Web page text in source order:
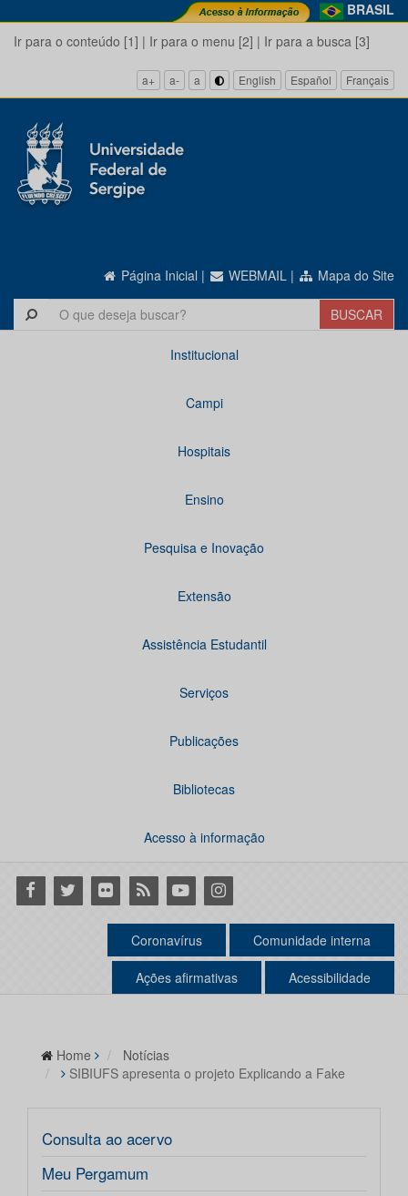
BRASIL
Ir para o conteúdo [1] | Ir para o menu [2] | Ir para a busca [3]
a+ a- a English Español Français
Página Inicial | WEBMAIL | Mapa do Site
Institucional
Campi
Hospitais
Ensino
Pesquisa e Inovação
Extensão
Assistência Estudantil
Serviços
Publicações
Bibliotecas
Acesso à informação
Facebook
Twitter Flickr RSS YoutubeInstagram
Coronavírus Comunidade interna
Ações afirmativas Acessibilidade
Home
Notícias
SIBIUFS apresenta o projeto Explicando a Fake
Consulta ao acervo
Meu Pergamum